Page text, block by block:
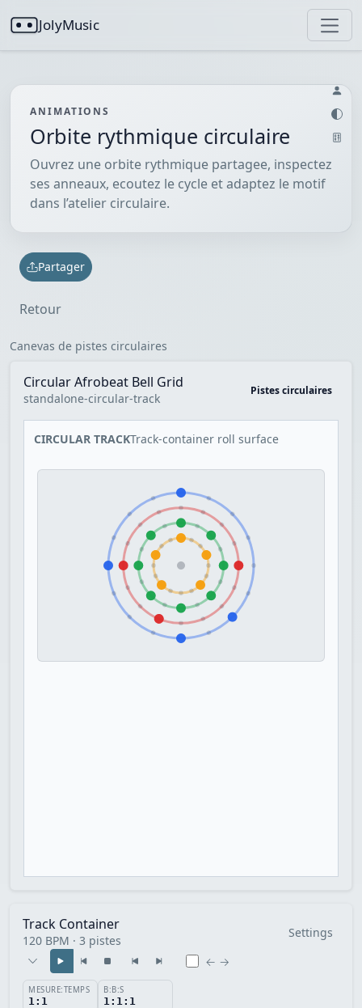
JolyMusic
ANIMATIONS
Orbite rythmique circulaire
Ouvrez une orbite rythmique partagee, inspectez
ses anneaux, ecoutez le cycle et adaptez le motif
dans l’atelier circulaire.
Partager
Retour
Canevas de pistes circulaires
Circular Afrobeat Bell Grid
standalone-circular-track
Pistes circulaires
CIRCULAR TRACKTrack-container roll surface
Track Container
120 BPM · 3 pistes
Settings
← →
MESURE:TEMPS
1:1
B:B:S
1:1:1